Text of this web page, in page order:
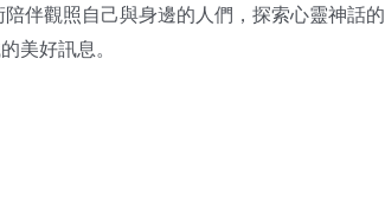
伴觀照自己與身邊的人們，探索心靈神話的
美好訊息。